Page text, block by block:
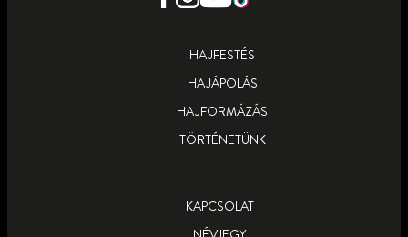
HAJFESTÉS
HAJÁPOLÁS
HAJFORMÁZÁS
TÖRTÉNETÜNK
KAPCSOLAT